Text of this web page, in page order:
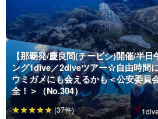
【那覇発/慶良間(チービシ)開催/半
ング1dive／2diveツアー☆自由時間
ウミガメにも会えるかも＜公安委員
全！＞（No.304）
(37件)